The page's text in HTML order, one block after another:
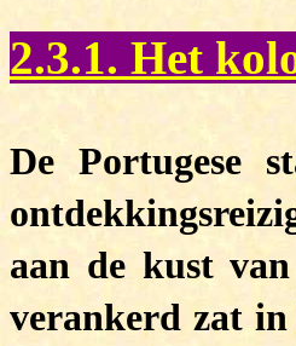
2.3.1. Het
De Portugese
aan de kust
verankerd zat in